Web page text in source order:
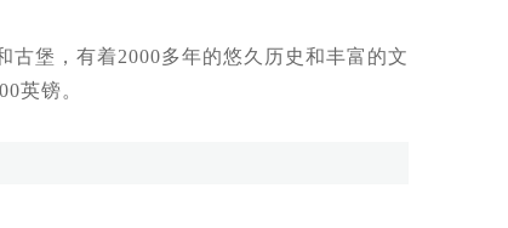
堡，有着2000多年的悠久历史和丰富的文
英镑。